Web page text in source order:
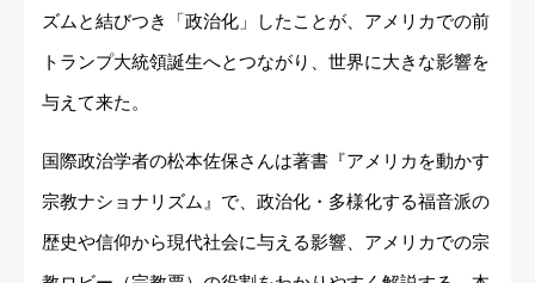
ズムと結びつき「政治化」したことが、アメリカでの前
トランプ大統領誕生へとつながり、世界に大きな影響を
与えて来た。
国際政治学者の松本佐保さんは著書『アメリカを動かす
宗教ナショナリズム』で、政治化・多様化する福音派の
歴史や信仰から現代社会に与える影響、アメリカでの宗